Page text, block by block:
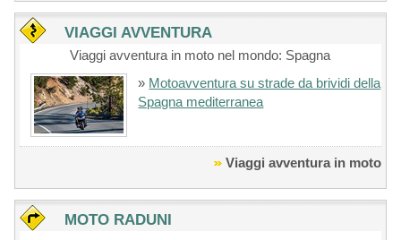
VIAGGI AVVENTURA
Viaggi avventura in moto nel mondo: Spagna
» Motoavventura su strade da brividi della
Spagna mediterranea
Viaggi avventura in moto
MOTO RADUNI